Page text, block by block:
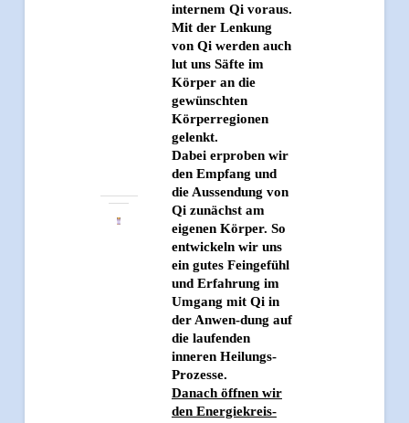
internem Qi voraus.
Mit der Lenkung
von Qi werden auch
lut uns Säfte im
Körper an die
gewünschten
Körperregionen
gelenkt.
Dabei erproben wir
den Empfang und
die Aussendung von
Qi zunächst am
eigenen Körper. So
entwickeln wir uns
ein gutes Feingefühl
und Erfahrung im
Umgang mit Qi in
der Anwen-dung auf
die laufenden
inneren Heilungs-
Prozesse.
Danach öffnen wir
den Energiekreis-